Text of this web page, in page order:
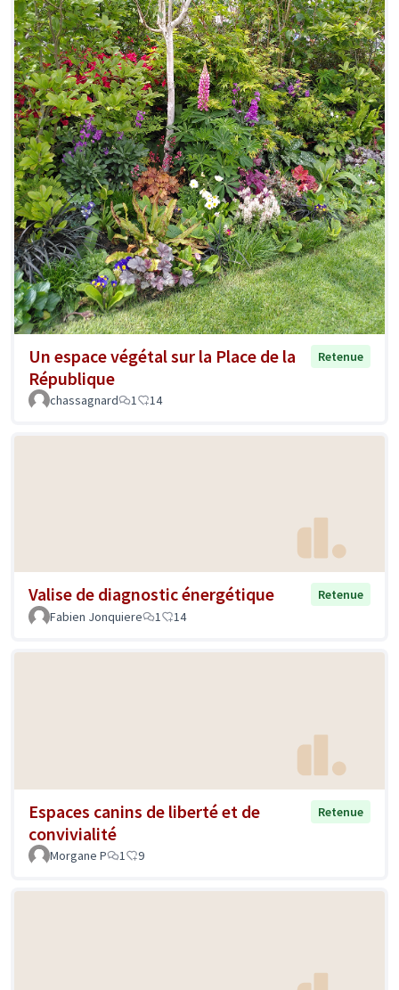
Un espace végétal sur la Place de la
République
Retenue
chassagnard 1 14
Valise de diagnostic énergétique
Retenue
Fabien Jonquiere
1 14
Espaces canins de liberté et de
convivialité
Retenue
Morgane P 1 9